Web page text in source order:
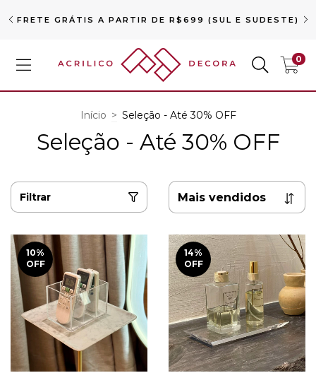
FRETE GRÁTIS A PARTIR DE R$699 (SUL E SUDESTE)
0
Início > Seleção - Até 30% OFF
Seleção - Até 30% OFF
Filtrar
10%
OFF
14%
OFF